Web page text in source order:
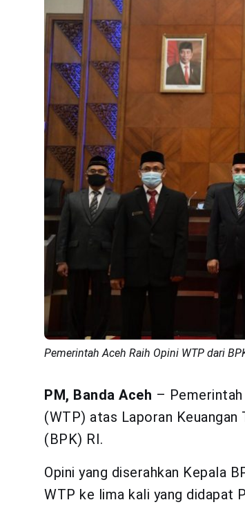
Pemerintah Aceh Raih Opini WTP dari
PM, Banda Aceh –
(WTP) atas Laporan Keuangan
(BPK) RI.
Opini yang diserahkan Kepala
WTP ke lima kali yang didapat